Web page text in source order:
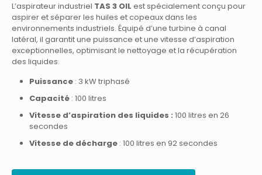
L’aspirateur industriel TAS 3 OIL est spécialement conçu pour
aspirer et séparer les huiles et copeaux dans les
environnements industriels. Équipé d’une turbine à canal
latéral, il garantit une puissance et une vitesse d’aspiration
exceptionnelles, optimisant le nettoyage et la récupération
des liquides.
Puissance : 3 kW triphasé
Capacité : 100 litres
Vitesse d’aspiration des liquides : 100 litres en 26
secondes
Vitesse de décharge : 100 litres en 92 secondes